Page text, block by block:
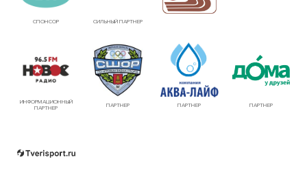
СПОНСОР СИЛЬНЫЙ ПАРТНЕР
ИНФОРМАЦИОННЫЙ
ПАРТНЕР
ПАРТНЕР ПАРТНЕР ПАРТНЕР